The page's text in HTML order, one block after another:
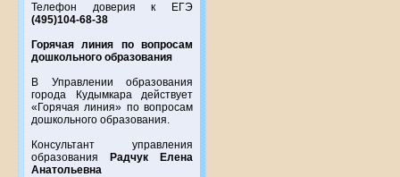
Телефон доверия к ЕГЭ
(495)104-68-38
Горячая линия по вопросам
дошкольного образования
В Управлении образования
города Кудымкара действует
«Горячая линия» по вопросам
дошкольного образования.
Консультант управления
образования
Радчук Елена
Анатольевна